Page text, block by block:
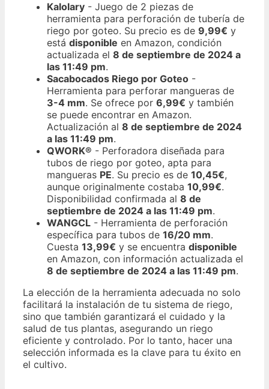
Kalolary - Juego de 2 piezas de
herramienta para perforación de tubería de
riego por goteo. Su precio es de 9,99€ y
está disponible en Amazon, condición
actualizada el 8 de septiembre de 2024 a
las 11:49 pm.
Sacabocados Riego por Goteo -
Herramienta para perforar mangueras de
3-4 mm. Se ofrece por 6,99€ y también
se puede encontrar en Amazon.
Actualización al 8 de septiembre de 2024
a las 11:49 pm.
QWORK® - Perforadora diseñada para
tubos de riego por goteo, apta para
mangueras PE. Su precio es de 10,45€,
aunque originalmente costaba 10,99€.
Disponibilidad confirmada al 8 de
septiembre de 2024 a las 11:49 pm.
WANGCL - Herramienta de perforación
específica para tubos de 16/20 mm.
Cuesta 13,99€ y se encuentra disponible
en Amazon, con información actualizada el
8 de septiembre de 2024 a las 11:49 pm.
La elección de la herramienta adecuada no solo
facilitará la instalación de tu sistema de riego,
sino que también garantizará el cuidado y la
salud de tus plantas, asegurando un riego
eficiente y controlado. Por lo tanto, hacer una
selección informada es la clave para tu éxito en
el cultivo.